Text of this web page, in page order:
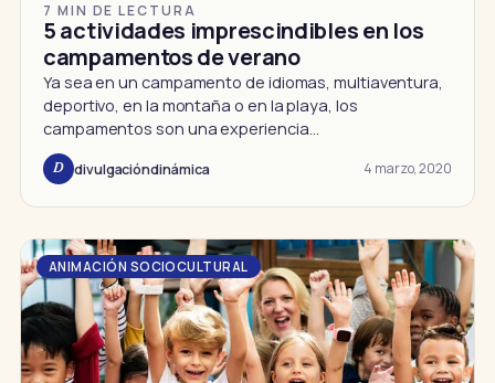
7 MIN DE LECTURA
5 actividades imprescindibles en los
campamentos de verano
Ya sea en un campamento de idiomas, multiaventura,
deportivo, en la montaña o en la playa, los
campamentos son una experiencia…
D divulgacióndinámica 4 marzo, 2020
ANIMACIÓN SOCIOCULTURAL